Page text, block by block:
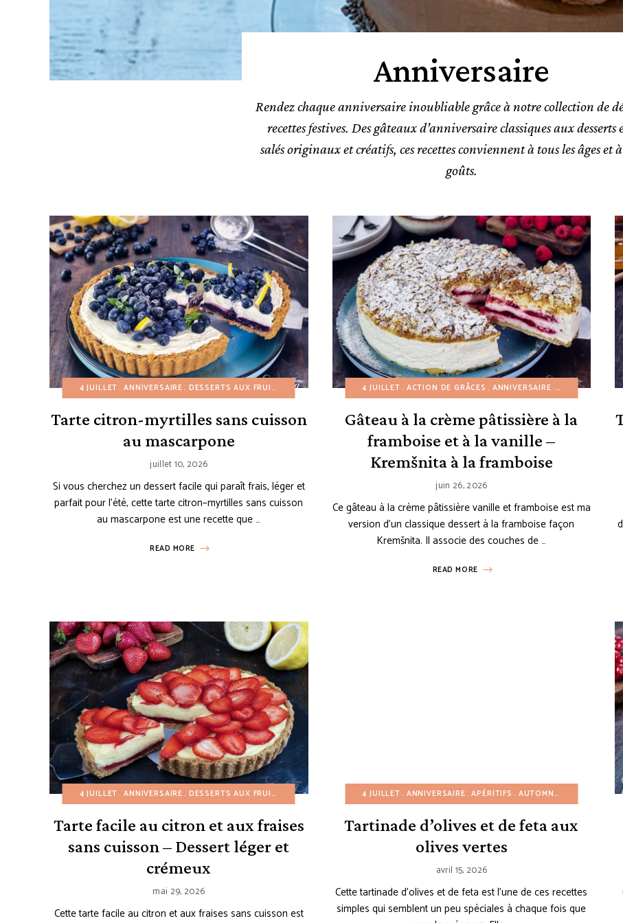
Anniversaire
Rendez chaque anniversaire inoubliable grâce à notre collection de
recettes festives. Des gâteaux d’anniversaire classiques aux desserts
salés originaux et créatifs, ces recettes conviennent à tous les âges et
goûts.
4 JUILLET ANNIVERSAIRE DESSERTS AUX FRUITS DESSERTS FACILES DESSERTS SANS CUISSON ÉTÉ PÂTISSERIES RECETTES À
Tarte citron-myrtilles sans cuisson
au mascarpone
juillet 10, 2026
Si vous cherchez un dessert facile qui paraît frais, léger et
parfait pour l’été, cette tarte citron–myrtilles sans cuisson
au mascarpone est une recette que …
READ MORE
4 JUILLET ACTION DE GRÂCES ANNIVERSAIRE AUTOMNE
Gâteau à la crème pâtissière à la
framboise et à la vanille –
Kremšnita à la framboise
juin 26, 2026
Ce gâteau à la crème pâtissière vanille et framboise est ma
version d’un classique dessert à la framboise façon
Kremšnita. Il associe des couches de …
READ MORE
4 JUILLET ANNIVERSAIRE DESSERTS AUX FRUITS DESSERTS FACILES ÉTÉ PÂQUES PRINTEMPS RECETTES À PETIT BUDGET
Tarte facile au citron et aux fraises
sans cuisson – Dessert léger et
crémeux
mai 29, 2026
Cette tarte facile au citron et aux fraises sans cuisson est
4 JUILLET ANNIVERSAIRE APÉRITIFS AUTOMNE
Tartinade d’olives et de feta aux
olives vertes
avril 15, 2026
Cette tartinade d’olives et de feta est l’une de ces recettes
simples qui semblent un peu spéciales à chaque fois que